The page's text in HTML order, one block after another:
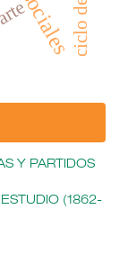
arte
Y PARTIDOS
(1862-